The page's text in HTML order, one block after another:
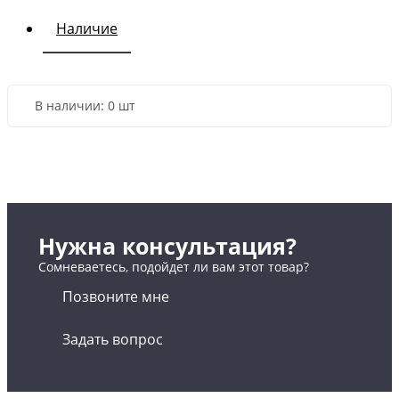
Наличие
В наличии: 0 шт
Нужна консультация?
Сомневаетесь, подойдет ли вам этот товар?
Позвоните мне
Задать вопрос